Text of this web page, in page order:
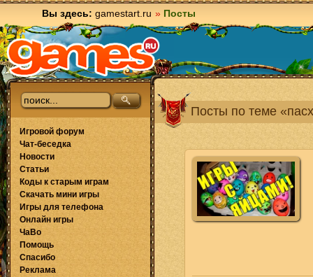
Вы здесь: gamestart.ru » Посты
Посты по теме
Игровой форум
Чат-беседка
Новости
Статьи
Коды к старым играм
Скачать мини игры
Игры для телефона
Онлайн игры
ЧаВо
Помощь
Спасибо
Реклама